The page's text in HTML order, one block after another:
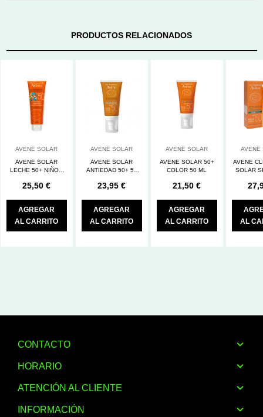
PRODUCTOS RELACIONADOS
AVENE SOLAR
AVENE SOLAR
LECHE 50+ NIÑOS
25,50 €
AGREGAR
AL CARRITO
AVENE SOLAR
AVENE SOLAR
ANTIEDAD 50+ 50
23,95 €
AGREGAR
AL CARRITO
AVENE SOLAR
AVENE SOLAR 50+
COLOR 50 ML
21,50 €
AGREGAR
AL CARRITO
AVENE
AVENE
SOLAR
AL
CONTACTO
HORARIO
ATENCIÓN AL CLIENTE
INFORMACIÓN